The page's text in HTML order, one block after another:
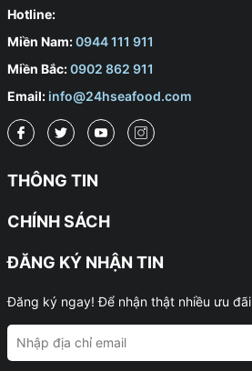
Hotline:
Miền Nam:0944 111 911
Miền Bắc:0902 862 911
Email: info@24hseafood.com
THÔNG TIN
CHÍNH SÁCH
ĐĂNG KÝ NHẬN TIN
Đăng ký ngay! Để nhận thật nhiều ưu đãi